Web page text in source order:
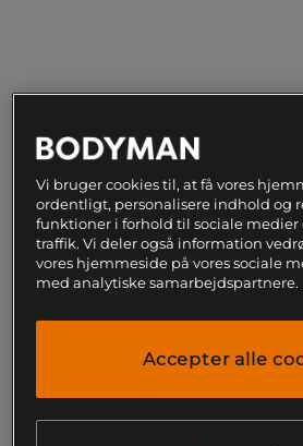
459 kr
Ord.pris 459 kr
S
Føj til
SKU #121156997R | EAN7332576206252
Vi bruger cookies til, at få vores
ordentligt, personalisere indhold og
funktioner i forhold til sociale medier
traffik. Vi deler også information
vores hjemmeside på vores sociale
med analytiske samarbejdspartnere.
Accepter alle